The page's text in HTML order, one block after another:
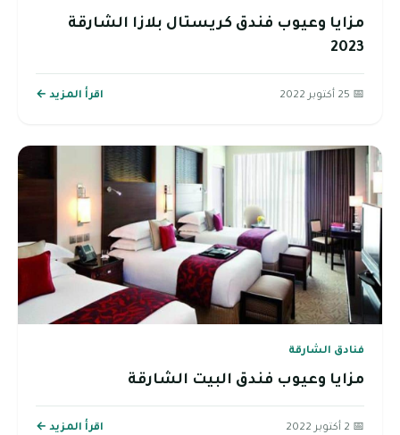
مزايا وعيوب فندق كريستال بلازا الشارقة
2023
📅 25 أكتوبر 2022 اقرأ المزيد ←
فنادق الشارقة
مزايا وعيوب فندق البيت الشارقة
📅 2 أكتوبر 2022 اقرأ المزيد ←